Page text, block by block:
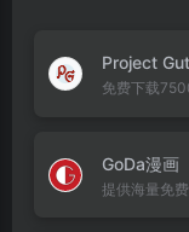
Project
GoDa漫画